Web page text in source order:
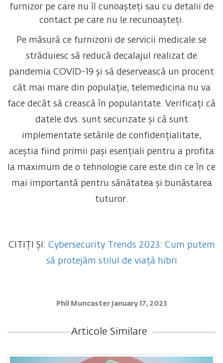
furnizor pe care nu îl cunoașteți sau cu detalii de
contact pe care nu le recunoașteți.
Pe măsură ce furnizorii de servicii medicale se
străduiesc să reducă decalajul realizat de
pandemia COVID-19 și să deservească un procent
cât mai mare din populație, telemedicina nu va
face decât să crească în popularitate. Verificați că
datele dvs. sunt securizate și că sunt
implementate setările de confidențialitate,
aceștia fiind primii pași esențiali pentru a profita
la maximum de o tehnologie care este din ce în ce
mai importantă pentru sănătatea și bunăstarea
tuturor.
CITIȚI ȘI: Cybersecurity Trends 2023: Cum putem
să protejăm stilul de viață hibri
Phil MuncasterJanuary 17, 2023
Articole Similare